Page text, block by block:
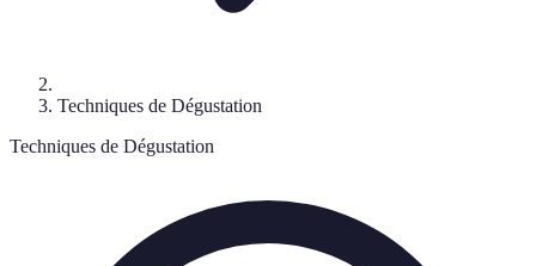
Techniques de Dégustation
Techniques de Dégustation